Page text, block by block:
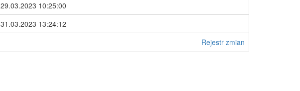
29.03.2023 10:25:00
31.03.2023 13:24:12
Rejestr zmian